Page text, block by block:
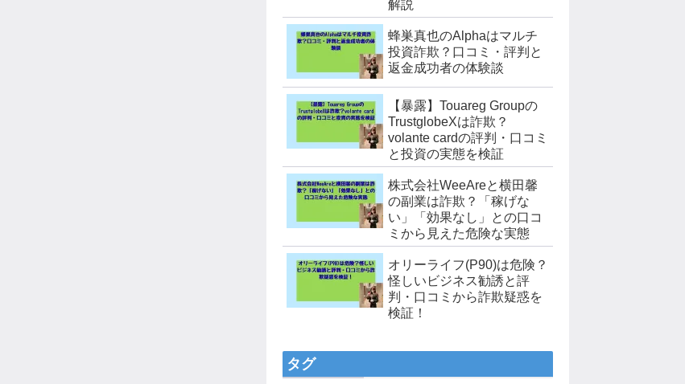
解説
蜂巣真也のAlphaはマルチ
投資詐欺？口コミ・評判と
返金成功者の体験談
【暴露】Touareg Groupの
TrustglobeXは詐欺？
volante cardの評判・口コミ
と投資の実態を検証
株式会社WeeAreと横田馨
の副業は詐欺？「稼げな
い」「効果なし」との口コ
ミから見えた危険な実態
オリーライフ(P90)は危険？
怪しいビジネス勧誘と評
判・口コミから詐欺疑惑を
検証！
タグ